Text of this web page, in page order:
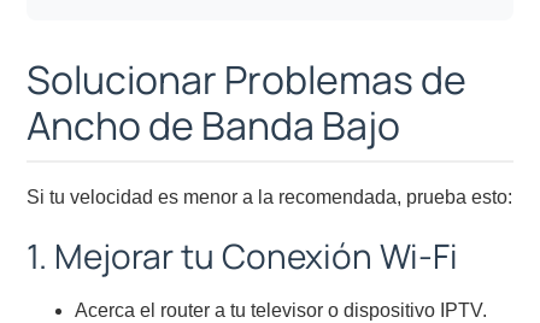
Solucionar Problemas de
Ancho de Banda Bajo
Si tu velocidad es menor a la recomendada, prueba esto:
1. Mejorar tu Conexión Wi-Fi
Acerca el router a tu televisor o dispositivo IPTV.